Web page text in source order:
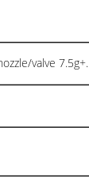
valve 7.5g+.